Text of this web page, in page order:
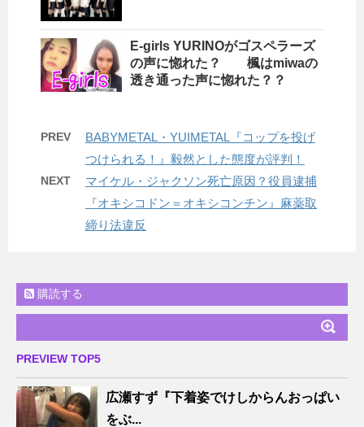
E-girls YURINOがゴスペラーズ
の声に惚れた？ 楓はmiwaの
透き通った声に惚れた？？
PREV
BABYMETAL・YUIMETAL『コップを投げ
つけられる！』毅然とした態度が評判！
NEXT
マイケル・ジャクソン死亡原因？役員逮捕
『オキシコドン＝オキシコンチン』麻薬取
締り法違反
購読する
PREVIEW TOP5
広瀬すず『下着姿でけしからんおっぱい
をぶ...